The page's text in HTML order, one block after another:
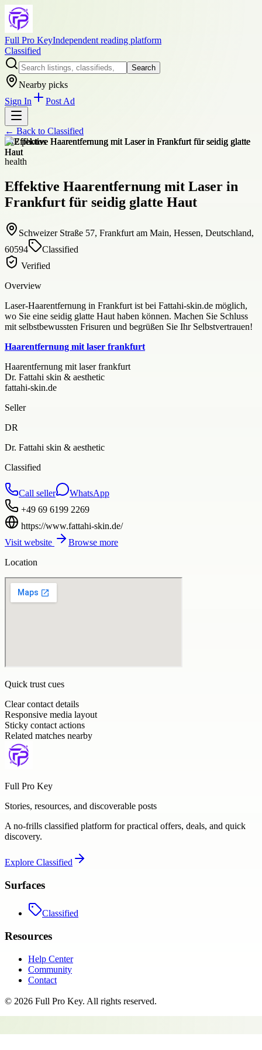
Full Pro KeyIndependent reading platform
Classified
Search
Nearby picks
Sign In
Post Ad
← Back to Classified
+12photos
health
Effektive Haarentfernung mit Laser in
Frankfurt für seidig glatte Haut
Schweizer Straße 57, Frankfurt am Main, Hessen, Deutschland,
60594
Classified
Verified
Overview
Laser-Haarentfernung in Frankfurt ist bei Fattahi-skin.de möglich,
wo Sie eine seidig glatte Haut haben können. Machen Sie Schluss
mit selbstbewussten Frisuren und begrüßen Sie Ihr Selbstvertrauen!
Haarentfernung mit laser frankfurt
Haarentfernung mit laser frankfurt
Dr. Fattahi skin & aesthetic
fattahi-skin.de
Seller
DR
Dr. Fattahi skin & aesthetic
Classified
Call seller
WhatsApp
+49 69 6199 2269
https://www.fattahi-skin.de/
Visit website
Browse more
Location
Quick trust cues
Clear contact details
Responsive media layout
Sticky contact actions
Related matches nearby
Full Pro Key
Stories, resources, and discoverable posts
A no-frills classified platform for practical offers, deals, and quick
discovery.
Explore Classified
Surfaces
Classified
Resources
Help Center
Community
Contact
© 2026 Full Pro Key. All rights reserved.